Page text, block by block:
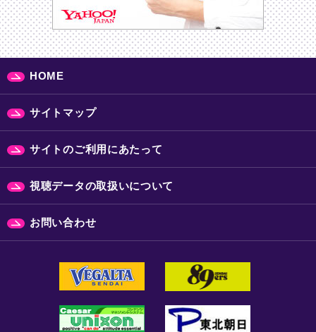
HOME
サイトマップ
サイトのご利用にあたって
視聴データの取扱いについて
お問い合わせ